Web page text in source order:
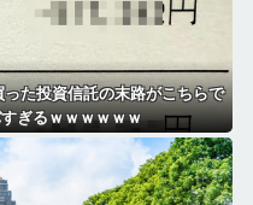
た投資信託の末路がこちらで
ぎるｗｗｗｗｗｗ